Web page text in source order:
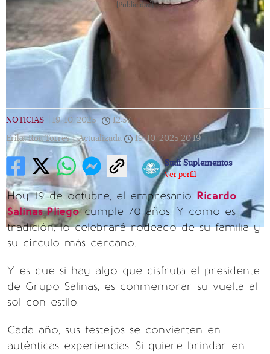
[Publicidad]
NOTICIAS 19/10/2025 12:57
Erika Roa Torres | Actualizada 19/10/2025 20:19
Staff Suplementos
Ver perfil
Hoy, 19 de octubre, el empresario Ricardo
Salinas Pliegocumple 70 años. Y como es
tradición, lo celebrará rodeado de su familia y
su círculo más cercano.
Y es que si hay algo que disfruta el presidente
de Grupo Salinas, es conmemorar su vuelta al
sol con estilo.
Cada año, sus festejos se convierten en
auténticas experiencias. Si quiere brindar en